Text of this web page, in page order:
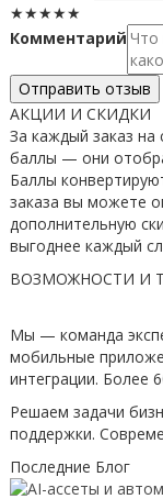
★★★★★
Комментарий
Отправить отзыв
АКЦИИ И СКИДКИ
За каждый заказ
баллы — они
Баллы
заказа вы можете
дополнительную
выгоднее каждый
ВОЗМОЖНОСТИ И
Мы — команда
мобильные
интеграции. Более
Решаем задачи
поддержки.
Последние Блог